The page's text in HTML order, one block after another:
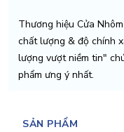
Thương hiệu Cửa
chất lượng & độ chính
lượng vượt niềm tin"
phẩm ưng ý nhất.
SẢN PHẨM